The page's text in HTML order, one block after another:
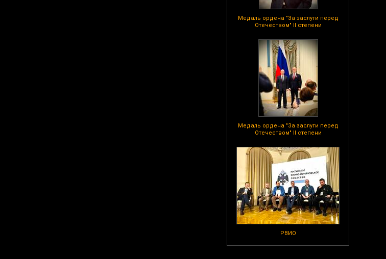
Медаль ордена "За заслуги перед
Отечеством" II степени
Медаль ордена "За заслуги перед
Отечеством" II степени
РВИО